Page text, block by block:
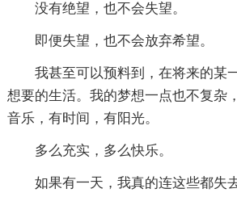
没有绝望，也不会失望。
即便失望，也不会放弃希望。
我甚至可以预料到，在将来的某
想要的生活。我的梦想一点也不复杂
音乐，有时间，有阳光。
多么充实，多么快乐。
如果有一天，我真的连这些都失